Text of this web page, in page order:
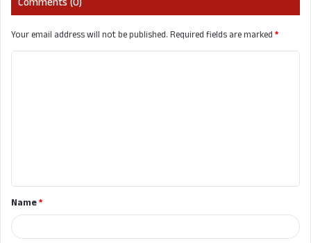
Comments (0)
Your email address will not be published.Required fields are marked*
t
*Name*